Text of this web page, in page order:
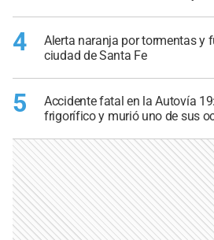
4
Alerta naranja por tormentas y
ciudad de Santa Fe
5
Accidente fatal en la Autovía
frigorífico y murió uno de sus